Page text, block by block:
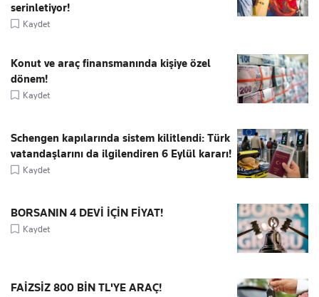
serinletiyor!
Kaydet
Konut ve araç finansmanında kişiye özel
dönem!
Kaydet
Schengen kapılarında sistem kilitlendi: Türk
vatandaşlarını da ilgilendiren 6 Eylül kararı!
Kaydet
BORSANIN 4 DEVİ İÇİN FİYAT!
Kaydet
FAİZSİZ 800 BİN TL'YE ARAÇ!